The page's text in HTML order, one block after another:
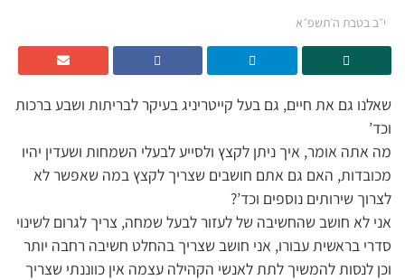
י״ב בטבת ה׳תשפ״א
שאלנו גם את חיים, גם בעל קייטריניג בעיקר לבריתות ושבע ברכות
וכד’
מה אתה אומר, איך ניתן לקצץ ולסייע לבעלי השמחות ושעדין יהיו
מכובדות, האם גם אתם חושבים שצריך לקצץ במה שאפשר לא
לצרוך שירותים נוספים וכד’?
אני לא חושב שהחשיבה של לעזור לבעל שמחה, צריך לגרום לשינוי
סדרי בראשית עבורו, אני חושב שצריך בהחלט חשיבה רחבה יותר
וכן לנסות להמשיך לתת לאנשי הקהילה עצמה אין כווננתי שצריך